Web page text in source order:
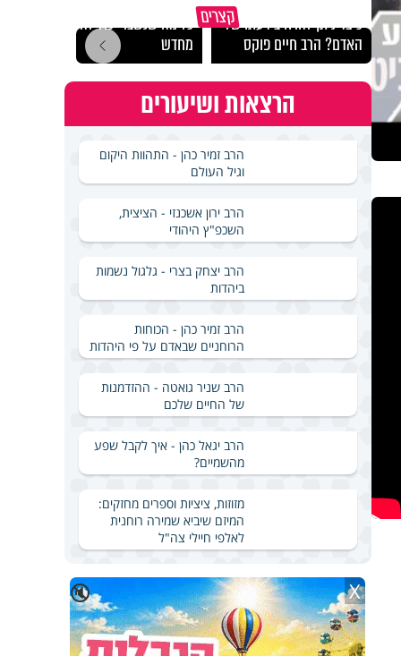
קצריםכיצד ניתן להרחיב דעתו של
האדם? הרב חיים פוקס
כל מה שנשבר יכול להיבנות
מחדש
הרצאות ושיעורים
הרב זמיר כהן - התהוות היקום
וגיל העולם
הרב ירון אשכנזי - הציצית,
השכפ"ץ היהודי
הרב יצחק בצרי - גלגול נשמות
ביהדות
הרב זמיר כהן - הכוחות
הרוחניים שבאדם על פי היהדות
הרב שניר גואטה - ההזדמנות
של החיים שלכם
הרב יגאל כהן - איך לקבל שפע
מהשמיים?
מזוזות, ציציות וספרים מחזקים:
המיזם שיביא שמירה רוחנית
לאלפי חיילי צה"ל
🔇 X